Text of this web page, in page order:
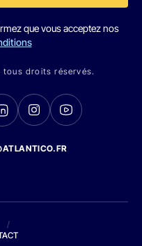
que vous acceptez nos
tous droits réservés.
/